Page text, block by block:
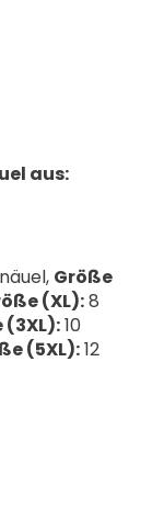
aus:
Größe
(XL):8
(3XL):10
(5XL):12